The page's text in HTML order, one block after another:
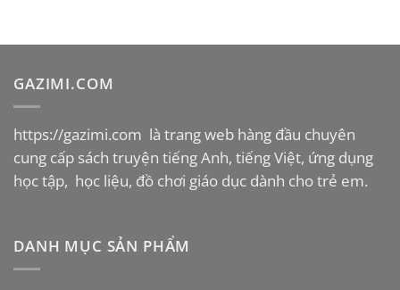
GAZIMI.COM
https://gazimi.com là trang web hàng đầu chuyên
cung cấp sách truyện tiếng Anh, tiếng Việt, ứng dụng
học tập, học liệu, đồ chơi giáo dục dành cho trẻ em.
DANH MỤC SẢN PHẨM